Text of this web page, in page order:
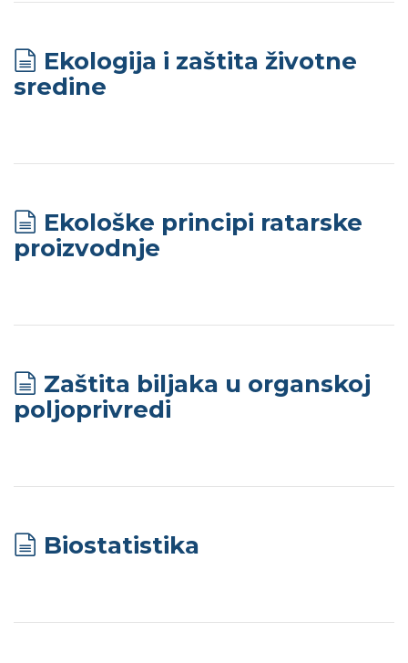
Ekologija i zaštita životne
sredine
Ekološke principi ratarske
proizvodnje
Zaštita biljaka u organskoj
poljoprivredi
Biostatistika